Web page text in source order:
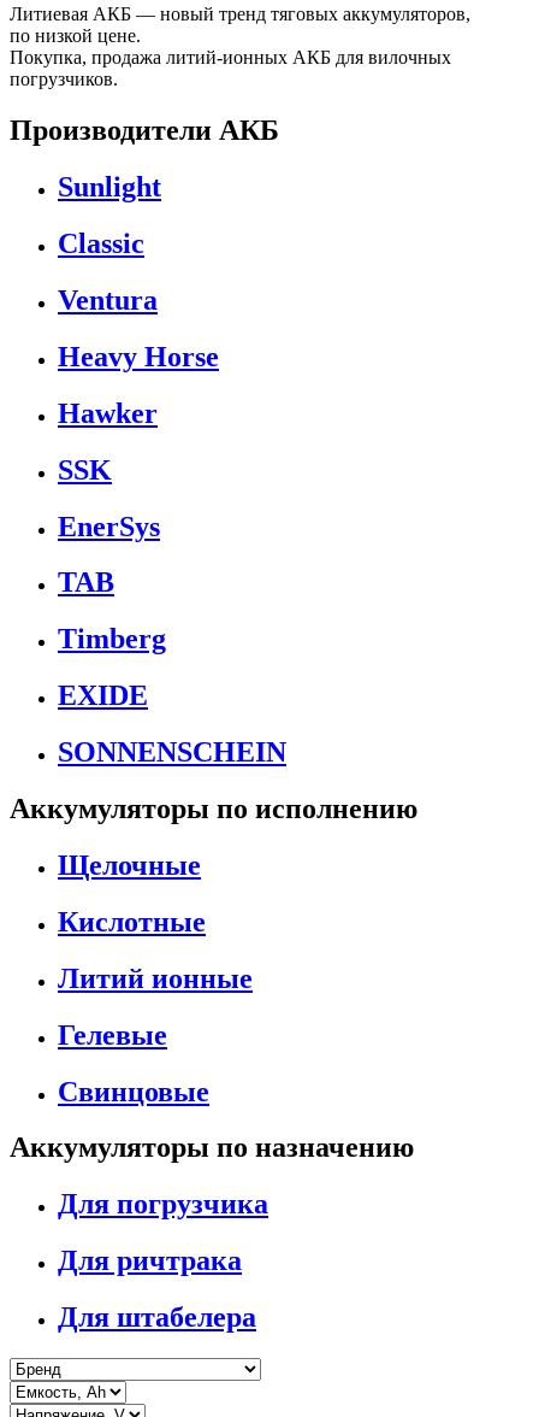
Литиевая АКБ — новый тренд тяговых аккумуляторов,
по низкой цене.
Покупка, продажа литий-ионных АКБ для вилочных
погрузчиков.
Производители АКБ
Sunlight
Classic
Ventura
Heavy Horse
Hawker
SSK
EnerSys
TAB
Timberg
EXIDE
SONNENSCHEIN
Аккумуляторы по исполнению
Щелочные
Кислотные
Литий ионные
Гелевые
Свинцовые
Аккумуляторы по назначению
Для погрузчика
Для ричтрака
Для штабелера